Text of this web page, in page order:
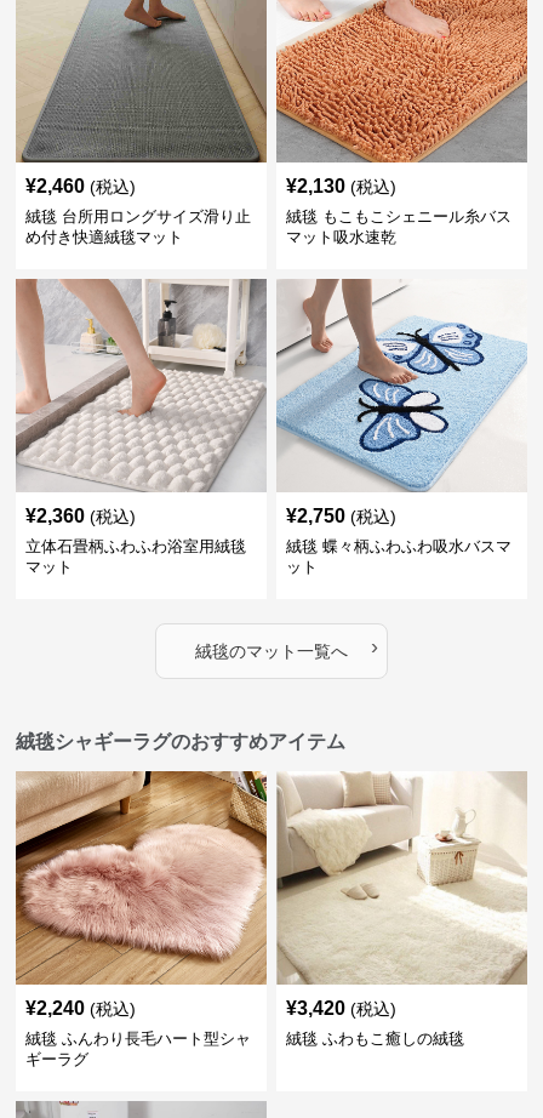
¥2,460 (税込)
絨毯 台所用ロングサイズ滑り止
め付き快適絨毯マット
¥2,130 (税込)
絨毯 もこもこシェニール糸バス
マット吸水速乾
¥2,360 (税込)
立体石畳柄ふわふわ浴室用絨毯
マット
¥2,750 (税込)
絨毯 蝶々柄ふわふわ吸水バスマ
ット
絨毯のマット一覧へ ›
絨毯シャギーラグのおすすめアイテム
¥2,240 (税込)
絨毯 ふんわり長毛ハート型シャ
ギーラグ
¥3,420 (税込)
絨毯 ふわもこ癒しの絨毯